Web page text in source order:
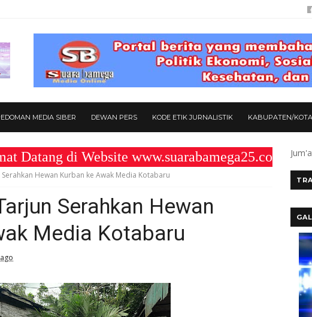
MEDIA SIBER DEWAN PERS KODE ETIK JURNALISTIK KABUPATEN/KOTA
di Website www.suarabamega25.com "
Hewan Kurban ke Awak Media Kotabaru
Serahkan Hewan
Media Kotabaru